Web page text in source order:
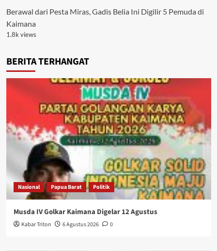
Berawal dari Pesta Miras, Gadis Belia Ini Digilir 5 Pemuda di
Kaimana
1.8k views
BERITA TERHANGAT
Nasional Papua Barat Politik
Musda IV Golkar Kaimana Digelar 12 Agustus
Kabar Triton 6 Agustus 2026 0